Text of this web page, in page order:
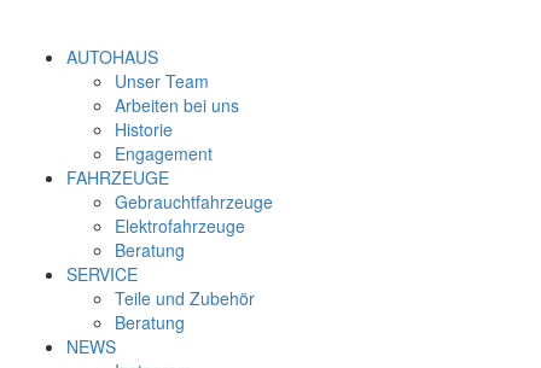
AUTOHAUS
Unser Team
Arbeiten bei uns
Historie
Engagement
FAHRZEUGE
Gebrauchtfahrzeuge
Elektrofahrzeuge
Beratung
SERVICE
Teile und Zubehör
Beratung
NEWS